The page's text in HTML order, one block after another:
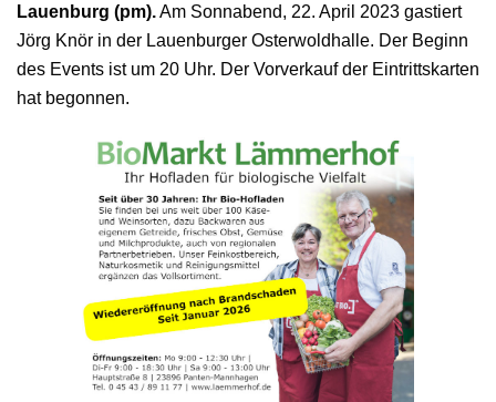
Lauenburg (pm).Am Sonnabend, 22. April 2023 gastiert
Jörg Knör in der Lauenburger Osterwoldhalle. Der Beginn
des Events ist um 20 Uhr. Der Vorverkauf der Eintrittskarten
hat begonnen.